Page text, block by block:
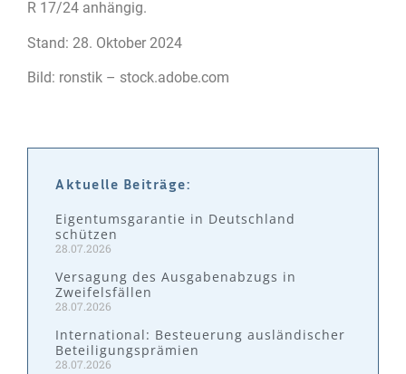
R 17/24 anhängig.
Stand: 28. Oktober 2024
Bild: ronstik – stock.adobe.com
Aktuelle Beiträge:
Eigentumsgarantie in Deutschland
schützen
28.07.2026
Versagung des Ausgabenabzugs in
Zweifelsfällen
28.07.2026
International: Besteuerung ausländischer
Beteiligungsprämien
28.07.2026